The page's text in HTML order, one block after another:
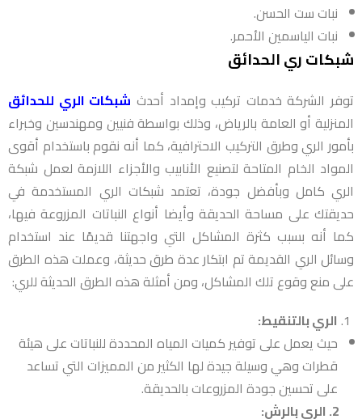
نبات ست الحسن.
نبات الياسمين الأحمر.
شبكات ري الحدائق
توفر الشركة خدمات تركيب وإمداد أحدث شبكات الري للحدائق
المنزلية أو العامة بالرياض، وذلك بواسطة فنيين ومهندسين وخبراء
بأمور الري وطرق التركيب الاحترافية، كما أنه نقوم باستخدام أقوى
المواد الخام المتاحة لتصنيع الأنابيب والأجزاء اللازمة لعمل شبكة
الري كامل وبأفضل جودة، تعتمد شبكات الري المستخدمة في
حديقتك على مساحة الحديقة وأيضا أنواع النباتات المزروعة فيها،
كما أنه بسبب كثرة المشاكل التي واجهتنا قديمًا عند استخدام
وسائل الري القديمة تم ابتكار عدة طرق حديثة، وعملت هذه الطرق
على منع وقوع تلك المشاكل، ومن أمثلة هذه الطرق الحديثة للري:
الري بالتنقيط:
حيث يعمل على توفير كميات المياه المحددة للنباتات على هيئة
قطرات وهي وسيلة جيدة لها الكثير من المميزات التي تساعد
على تحسين جودة المزروعات بالحديقة.